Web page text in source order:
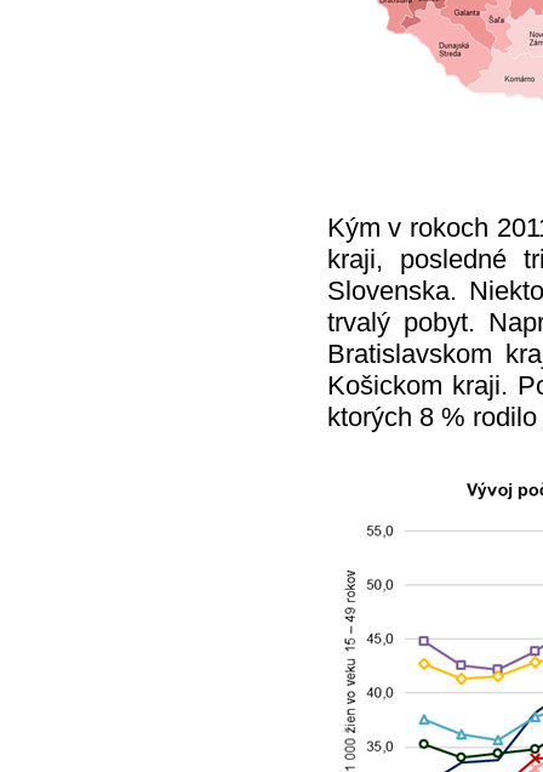
Kým v rokoch
kraji, posledné
Slovenska.
trvalý pobyt.
Bratislavskom
Košickom kraji.
ktorých 8 %